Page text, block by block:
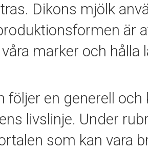
Dikons mjölk
är
marker och
följer en generell
livslinje. Under
som kan vara